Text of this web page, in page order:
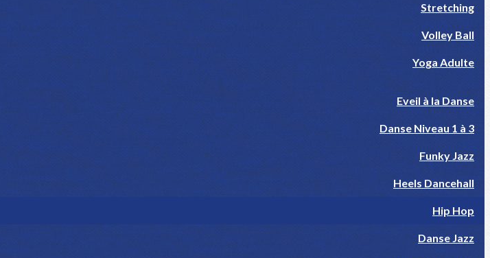
Stretching
Volley Ball
Yoga Adulte
Eveil à la Danse
Danse Niveau 1 à 3
Funky Jazz
Heels Dancehall
Hip Hop
Danse Jazz